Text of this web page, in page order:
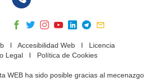
I Accesibilidad WebI Licencia
Legal I Política de Cookies
WEB ha sido posible gracias al mecenazgo